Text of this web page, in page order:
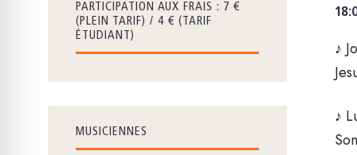
♪
♪
PARTICIPATION AUX FRAIS : 7 €
(PLEIN TARIF) / 4 € (TARIF
ÉTUDIANT)
MUSICIENNES